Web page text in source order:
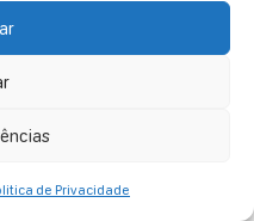
de Privacidade
Todos os direitos